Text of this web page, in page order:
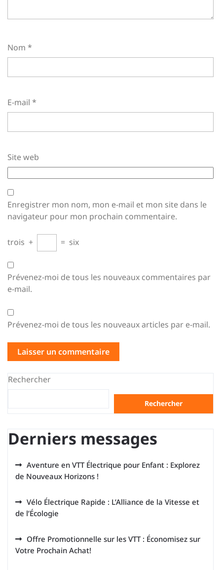
Nom *
E-mail *
Site web
Enregistrer mon nom, mon e-mail et mon site dans le
navigateur pour mon prochain commentaire.
trois + = six
Prévenez-moi de tous les nouveaux commentaires par
e-mail.
Prévenez-moi de tous les nouveaux articles par e-mail.
Rechercher
Rechercher
Derniers messages
Aventure en VTT Électrique pour Enfant : Explorez
de Nouveaux Horizons !
Vélo Électrique Rapide : L’Alliance de la Vitesse et
de l’Écologie
Offre Promotionnelle sur les VTT : Économisez sur
Votre Prochain Achat!